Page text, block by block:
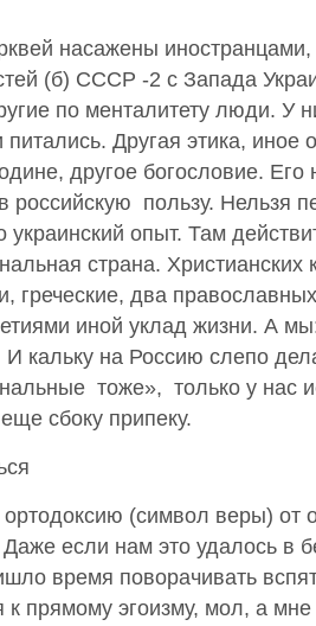
насажены
(б) СССР -2 с Запада
по менталитету люди. У
Другая этика, иное
другое богословие. Его
российскую пользу. Нельзя
опыт. Там
страна. Христианских
греческие, два
иной уклад жизни. А
кальку на Россию слепо
тоже», только у нас
сбоку припеку.
ортодоксию (символ веры) от
Даже если нам это удалось в
время поворачивать
к прямому эгоизму, мол, а